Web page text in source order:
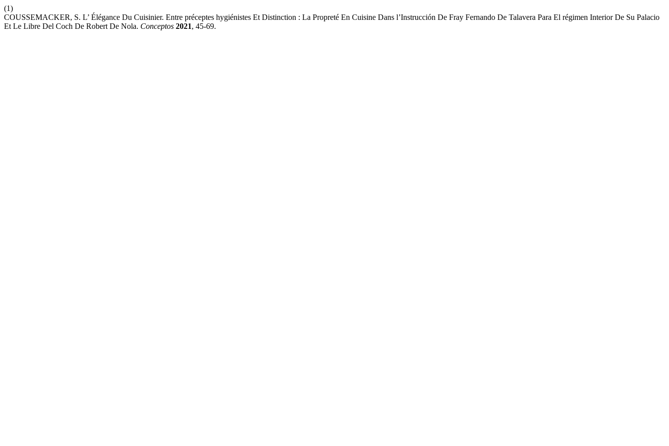
(1)
COUSSEMACKER, S. L’ Élégance Du Cuisinier. Entre préceptes hygiénistes Et Distinction : La Propreté En Cuisine Dans l’Instrucción De Fray Fernando De Talavera Para El régimen Interior De Su Palacio
Et Le Libre Del Coch De Robert De Nola. Conceptos 2021, 45-69.